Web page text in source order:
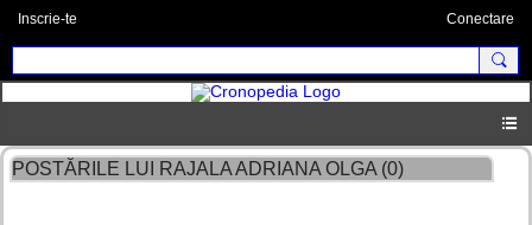
Inscrie-te Conectare
POSTĂRILE LUI RAJALA ADRIANA OLGA (0)